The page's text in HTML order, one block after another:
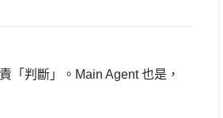
「判斷」。Main Agent 也是，